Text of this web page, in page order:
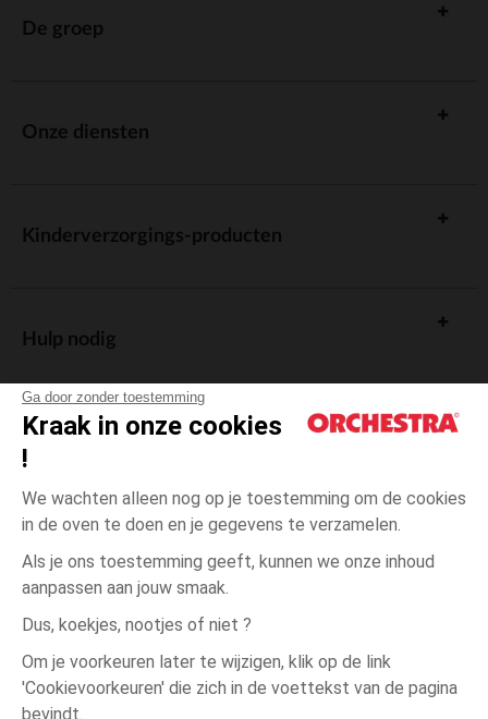
Ga door zonder toestemming
Kraak in onze cookies
!
We wachten alleen nog op je toestemming om de cookies
in de oven te doen en je gegevens te verzamelen.
Als je ons toestemming geeft, kunnen we onze inhoud
aanpassen aan jouw smaak.
Dus, koekjes, nootjes of niet ?
Om je voorkeuren later te wijzigen, klik op de link
'Cookievoorkeuren' die zich in de voettekst van de pagina
bevindt.
Blauw Blauw 20
De groep
Onze diensten
Kinderverzorgings-producten
Hulp nodig
Algemene verkoopsvoorwaarden
Wettelijke bepalingen
Persoonsgegevens